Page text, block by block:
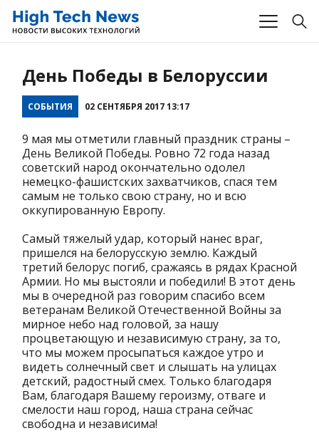
День Победы в Белоруссии
СОБЫТИЯ 02 СЕНТЯБРЯ 2017 13:17
9 мая мы отметили главный праздник страны –
День Великой Победы. Ровно 72 года назад
советский народ окончательно одолел
немецко-фашистских захватчиков, спася тем
самым не только свою страну, но и всю
оккупированную Европу.
Самый тяжелый удар, который нанес враг,
пришелся на белорусскую землю. Каждый
третий белорус погиб, сражаясь в рядах Красной
Армии. Но мы выстояли и победили! В этот день
мы в очередной раз говорим спасибо всем
ветеранам Великой Отечественной Войны за
мирное небо над головой, за нашу
процветающую и независимую страну, за то,
что мы можем просыпаться каждое утро и
видеть солнечный свет и слышать на улицах
детский, радостный смех. Только благодаря
Вам, благодаря Вашему героизму, отваге и
смелости наш город, наша страна сейчас
свободна и независима!